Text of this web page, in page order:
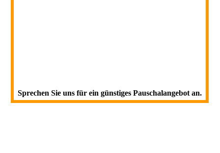
Sprechen Sie uns für ein günstiges Pauschalangebot an.